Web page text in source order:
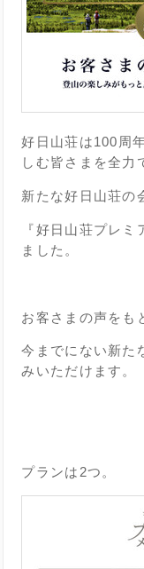
好日山荘は100周
しむ皆さまを全力
新たな好日山荘の
『好日山荘プレ
ました。
お客さまの声をも
今までにない新た
みいただけます。
プランは2つ。